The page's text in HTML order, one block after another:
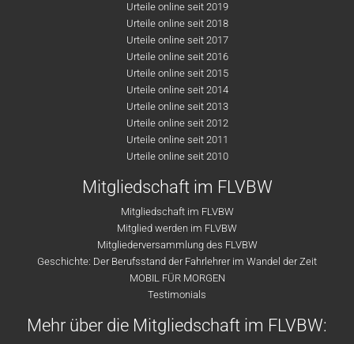
Urteile online seit 2019
Urteile online seit 2018
Urteile online seit 2017
Urteile online seit 2016
Urteile online seit 2015
Urteile online seit 2014
Urteile online seit 2013
Urteile online seit 2012
Urteile online seit 2011
Urteile online seit 2010
Mitgliedschaft im FLVBW
Mitgliedschaft im FLVBW
Mitglied werden im FLVBW
Mitgliederversammlung des FLVBW
Geschichte: Der Berufsstand der Fahrlehrer im Wandel der Zeit
MOBIL FÜR MORGEN
Testimonials
Mehr über die Mitgliedschaft im FLVBW: